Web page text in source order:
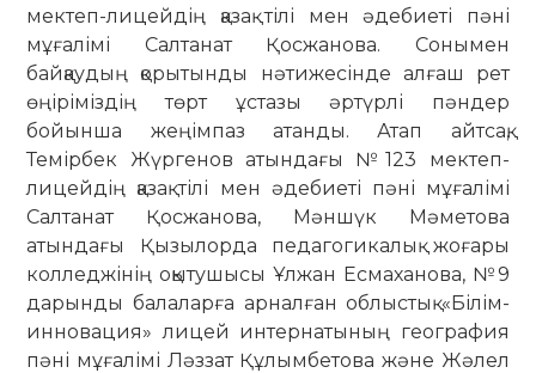
мектеп-лицейдің қазақ тілі мен әдебиеті пәні
мұғалімі Салтанат Қосжанова. Сонымен
байқаудың қорытынды нәтижесінде алғаш рет
өңіріміздің төрт ұстазы әртүрлі пәндер
бойынша жеңімпаз атанды. Атап айтсақ,
Темірбек Жүргенов атындағы №123 мектеп-
лицейдің қазақ тілі мен әдебиеті пәні мұғалімі
Салтанат Қосжанова, Мәншүк Мәметова
атындағы Қызылорда педагогикалық жоғары
колледжінің оқытушысы Ұлжан Есмаханова, №9
дарынды балаларға арналған облыстық «Білім-
инновация» лицей интернатының география
пәні мұғалімі Ләззат Құлымбетова және Жәлел